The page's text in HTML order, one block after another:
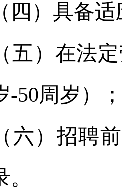
具备适
在法定
-50周岁）
）招聘前